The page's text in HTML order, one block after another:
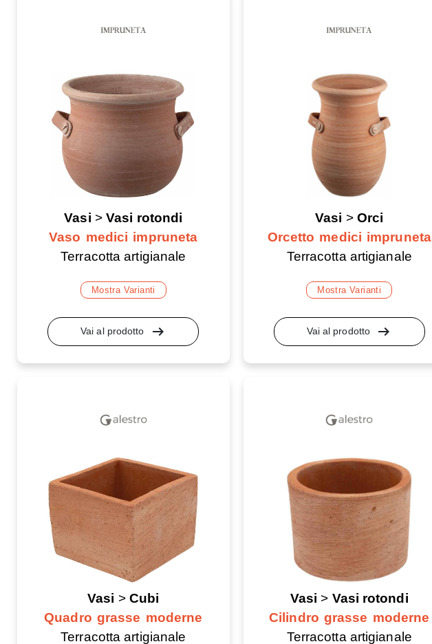
Vasi > Vasi rotondi
Vaso medici impruneta
Terracotta artigianale
Mostra Varianti
Vai al prodotto arrow_right_alt
Vasi > Orci
Orcetto medici impruneta
Terracotta artigianale
Mostra Varianti
Vai al prodotto arrow_right_alt
Vasi > Cubi
Quadro grasse moderne
Terracotta artigianale
Vasi > Vasi rotondi
Cilindro grasse moderne
Terracotta artigianale